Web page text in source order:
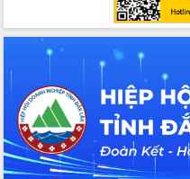
Tháo gỡ những vướng mắc, đẩy mạnh
công tác cải cách thủ tục hành chính
tại Trung tâm Phục vụ hành chính
công tỉnh
Đắk Lắk: Tôn vinh 46 giải pháp tại Hội
thi Sáng tạo Kỹ thuật 2024 - 2025
Đắk Lắk rà soát, điều chỉnh Đề án 190
về phát triển nuôi trồng thủy sản